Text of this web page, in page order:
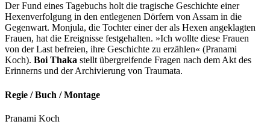
Der Fund eines Tagebuchs holt die tragische Geschichte einer
Hexenverfolgung in den entlegenen Dörfern von Assam in die
Gegenwart. Monjula, die Tochter einer der als Hexen angeklagten
Frauen, hat die Ereignisse festgehalten. »Ich wollte diese Frauen
von der Last befreien, ihre Geschichte zu erzählen« (Pranami
Koch). Boi Thaka stellt übergreifende Fragen nach dem Akt des
Erinnerns und der Archivierung von Traumata.
Regie / Buch / Montage
Pranami Koch